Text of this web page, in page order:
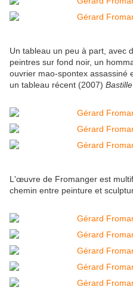
Un tableau un peu à part, avec
peintres sur fond noir, un
ouvrier mao-spontex assassiné
un tableau récent (2007)
L'œuvre de Fromanger est
chemin entre peinture et